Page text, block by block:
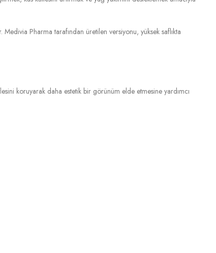
Pharma tarafından üretilen versiyonu, yüksek saflıkta
koruyarak daha estetik bir görünüm elde etmesine yardımcı